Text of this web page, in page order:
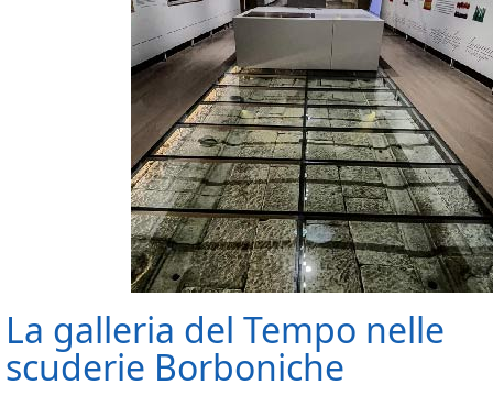
La galleria del Tempo nelle
scuderie Borboniche